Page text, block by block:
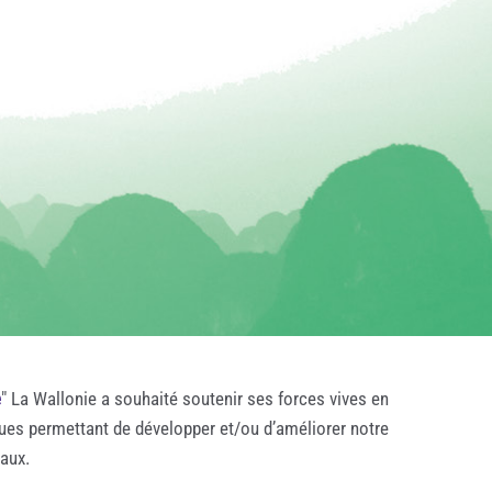
" La Wallonie a souhaité soutenir ses forces vives en
permettant de développer et/ou d’améliorer notre